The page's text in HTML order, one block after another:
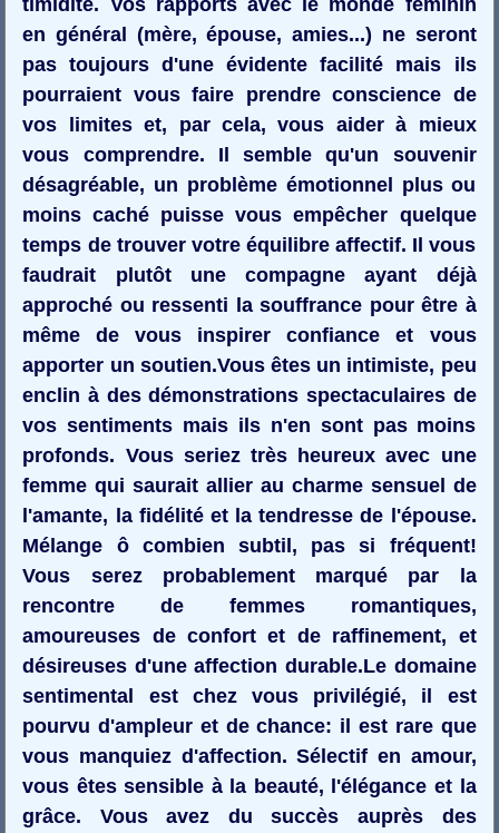
en général (mère, épouse, amies...) ne seront
pas toujours d'une évidente facilité mais ils
pourraient vous faire prendre conscience de
vos limites et, par cela, vous aider à mieux
vous comprendre. Il semble qu'un souvenir
désagréable, un problème émotionnel plus ou
moins caché puisse vous empêcher quelque
temps de trouver votre équilibre affectif. Il vous
faudrait plutôt une compagne ayant déjà
approché ou ressenti la souffrance pour être à
même de vous inspirer confiance et vous
apporter un soutien.Vous êtes un intimiste, peu
enclin à des démonstrations spectaculaires de
vos sentiments mais ils n'en sont pas moins
profonds. Vous seriez très heureux avec une
femme qui saurait allier au charme sensuel de
l'amante, la fidélité et la tendresse de l'épouse.
Mélange ô combien subtil, pas si fréquent!
Vous serez probablement marqué par la
rencontre de femmes romantiques,
amoureuses de confort et de raffinement, et
désireuses d'une affection durable.Le domaine
sentimental est chez vous privilégié, il est
pourvu d'ampleur et de chance: il est rare que
vous manquiez d'affection. Sélectif en amour,
vous êtes sensible à la beauté, l'élégance et la
grâce. Vous avez du succès auprès des